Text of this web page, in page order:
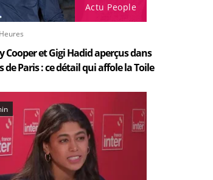
Actu People
Cooper et Gigi Hadid aperçus dans
de Paris : ce détail qui affole la Toile